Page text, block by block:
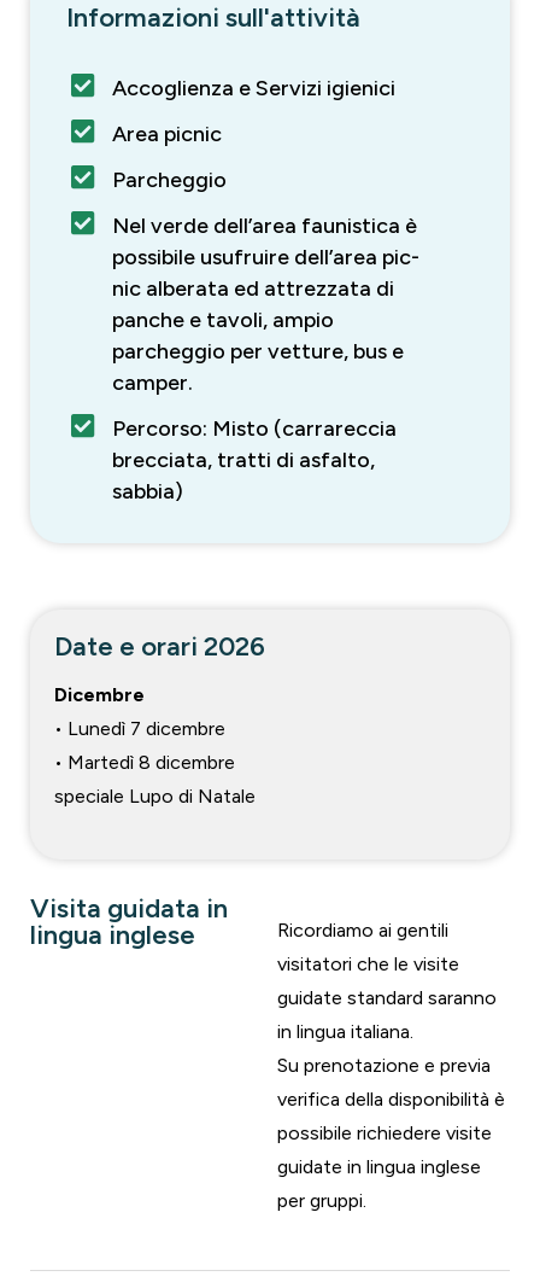
Informazioni sull'attività
Accoglienza e Servizi igienici
Area picnic
Parcheggio
Nel verde dell’area faunistica è
possibile usufruire dell’area pic-
nic alberata ed attrezzata di
panche e tavoli, ampio
parcheggio per vetture, bus e
camper.
Percorso: Misto (carrareccia
brecciata, tratti di asfalto,
sabbia)
Date e orari 2026
Dicembre
• Lunedì 7 dicembre
• Martedì 8 dicembre
speciale Lupo di Natale
Visita guidata in
lingua inglese
Ricordiamo ai gentili
visitatori che le visite
guidate standard saranno
in lingua italiana.
Su prenotazione e previa
verifica della disponibilità è
possibile richiedere visite
guidate in lingua inglese
per gruppi.